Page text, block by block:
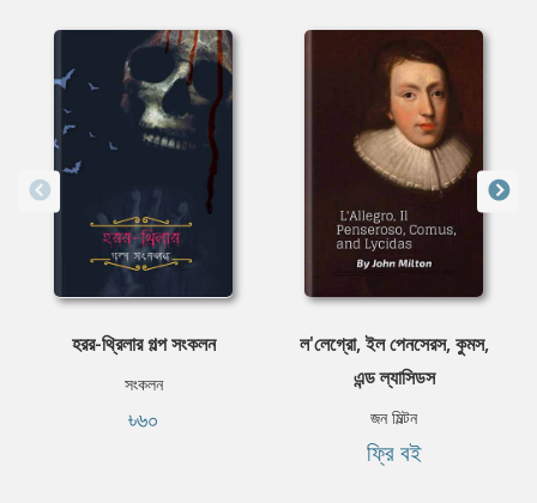
হরর-থ্রিলার গল্প সংকলন
সংকলন
৳৬০
ল'লেগ্রো, ইল পেনসেরস, কুমস,
এন্ড ল্যাসিডস
জন মিল্টন
ফ্রি বই